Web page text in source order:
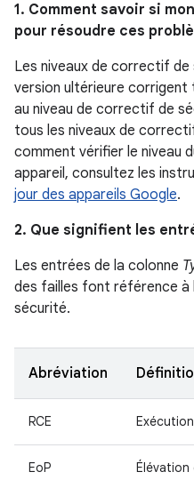
1. Comment savoir si
pour résoudre ces
Les niveaux de correctif de
version ultérieure corrigent
au niveau de correctif de
tous les niveaux de
comment vérifier le niveau
appareil, consultez les
jour des appareils Google.
2. Que signifient les
Les entrées de la colonne
des failles font référence à
sécurité.
Abréviation
RCE
EoP